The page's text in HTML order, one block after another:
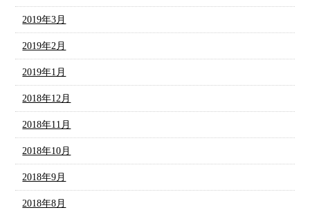
2019年3月
2019年2月
2019年1月
2018年12月
2018年11月
2018年10月
2018年9月
2018年8月